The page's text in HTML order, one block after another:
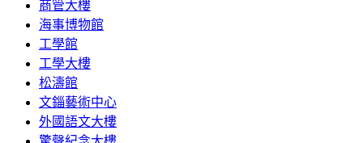
商管大樓
海事博物館
工學館
工學大樓
松濤館
文錙藝術中心
外國語文大樓